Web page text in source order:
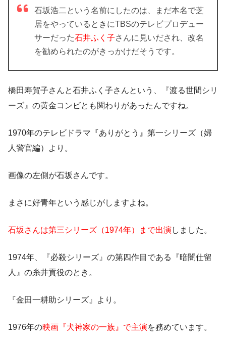
石坂浩二という名前にしたのは、まだ本名で芝
居をやっているときにTBSのテレビプロデュー
サーだった石井ふく子さんに見いだされ、改名
を勧められたのがきっかけだそうです。
橋田寿賀子さんと石井ふく子さんという、『渡る世間シリ
ーズ』の黄金コンビとも関わりがあったんですね。
1970年のテレビドラマ『ありがとう』第一シリーズ（婦
人警官編）より。
画像の左側が石坂さんです。
まさに好青年という感じがしますよね。
石坂さんは第三シリーズ（1974年）まで出演しました。
1974年、『必殺シリーズ』の第四作目である『暗闇仕留
人』の糸井貢役のとき。
『金田一耕助シリーズ』より。
1976年の映画『犬神家の一族』で主演を務めています。